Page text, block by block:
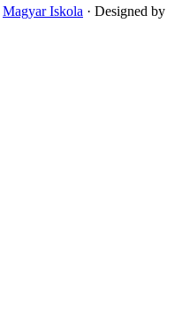
Magyar Iskola · Designed by